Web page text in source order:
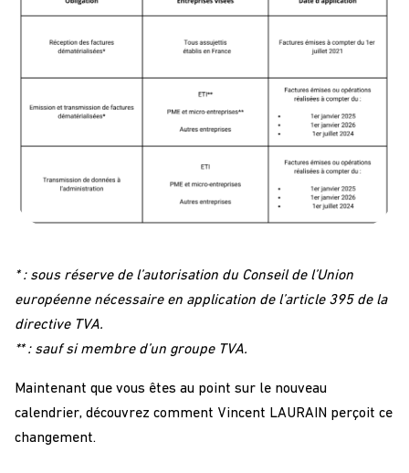
* : sous réserve de l’autorisation du Conseil de l’Union
européenne nécessaire en application de l’article 395 de la
directive TVA.
** : sauf si membre d’un groupe TVA.
Maintenant que vous êtes au point sur le nouveau
calendrier, découvrez comment Vincent LAURAIN perçoit ce
changement.